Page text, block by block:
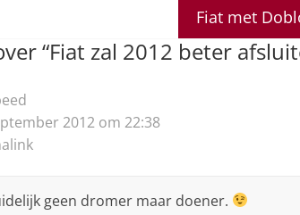
s
Fiat met
“Fiat zal 2012 beter
2012 om 22:38
geen dromer maar doener.